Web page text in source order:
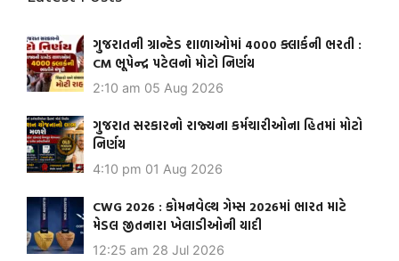
ગુજરાતની ગ્રાન્ટેડ શાળાઓમાં 4000 ક્લાર્કની ભરતી :
CM ભૂપેન્દ્ર પટેલનો મોટો નિર્ણય
2:10 am 05 Aug 2026
ગુજરાત સરકારનો રાજ્યના કર્મચારીઓના હિતમાં મોટો
નિર્ણય
4:10 pm 01 Aug 2026
CWG 2026 : કોમનવેલ્થ ગેમ્સ 2026માં ભારત માટે
મેડલ જીતનારા ખેલાડીઓની યાદી
12:25 am 28 Jul 2026